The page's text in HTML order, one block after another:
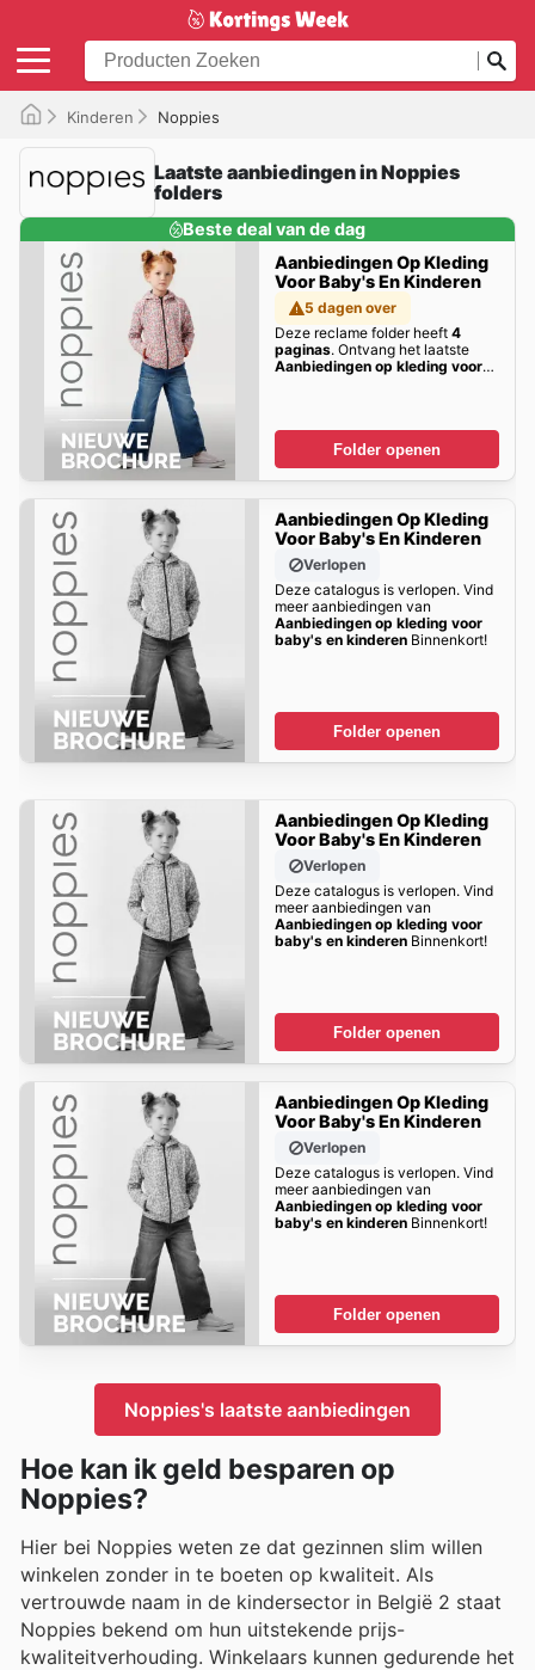
Kinderen Noppies
Laatste aanbiedingen in Noppies
folders
Beste deal van de dag
Aanbiedingen Op Kleding
Voor Baby's En Kinderen
5 dagen over
Deze reclame folder heeft 4
paginas. Ontvang het laatste
Aanbiedingen op kleding voor
Folder openen
Aanbiedingen Op Kleding
Voor Baby's En Kinderen
Verlopen
Deze catalogus is verlopen. Vind
meer aanbiedingen van
Aanbiedingen op kleding voor
baby's en kinderenBinnenkort!
Folder openen
Aanbiedingen Op Kleding
Voor Baby's En Kinderen
Verlopen
Deze catalogus is verlopen. Vind
meer aanbiedingen van
Aanbiedingen op kleding voor
baby's en kinderenBinnenkort!
Folder openen
Aanbiedingen Op Kleding
Voor Baby's En Kinderen
Verlopen
Deze catalogus is verlopen. Vind
meer aanbiedingen van
Aanbiedingen op kleding voor
baby's en kinderenBinnenkort!
Folder openen
Noppies's laatste aanbiedingen
Hoe kan ik geld besparen op
Noppies?
Hier bei Noppies weten ze dat gezinnen slim willen
winkelen zonder in te boeten op kwaliteit. Als
vertrouwde naam in de kindersector in België 2 staat
Noppies bekend om hun uitstekende prijs-
kwaliteitverhouding. Winkelaars kunnen gedurende het